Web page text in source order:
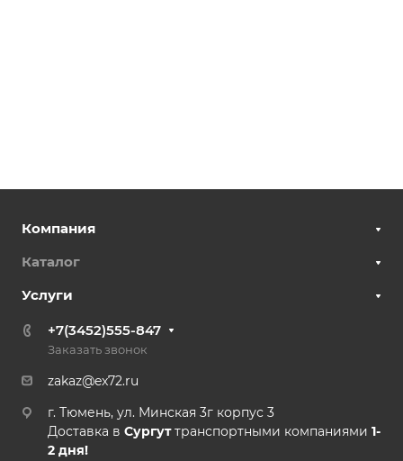
Компания
Каталог
Услуги
+7(3452)555-847
Заказать звонок
zakaz@ex72.ru
г. Тюмень, ул. Минская 3г корпус 3
Доставка в Сургуттранспортными компаниями 1-
2 дня!